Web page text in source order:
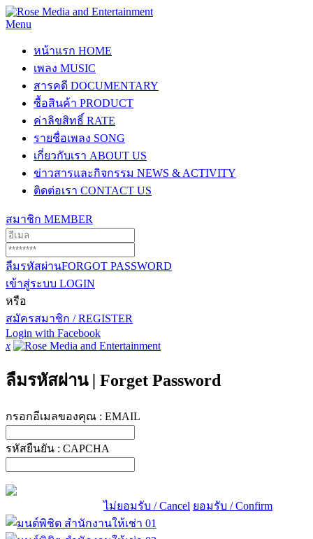
Menu
หน้าแรก HOME
เพลง MUSIC
สารคดี DOCUMENTARY
ซื้อสินค้า PRODUCT
ค่าลิขสิทธิ์ RATE
รายชื่อเพลง SONG
เกี่ยวกับเรา ABOUT US
ข่าวสารและกิจกรรม NEWS & ACTIVITY
ติดต่อเรา CONTACT US
สมาชิก MEMBER
ลืมรหัสผ่านFORGOT PASSWORD
เข้าสู่ระบบ LOGIN
หรือ
สมัครสมาชิก / REGISTER
Login with Facebook
x
ลืมรหัสผ่าน | Forget Password
กรอกอีเมลของคุณ : EMAIL
รหัสยืนยัน : CAPCHA
ไม่ยอมรับ / Cancel ยอมรับ / Confirm